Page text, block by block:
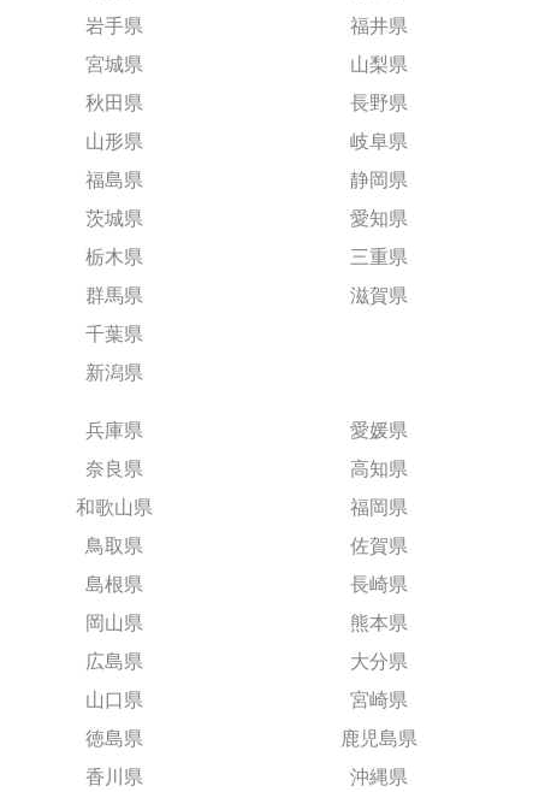
岩手県
宮城県
秋田県
山形県
福島県
茨城県
栃木県
群馬県
千葉県
新潟県
福井県
山梨県
長野県
岐阜県
静岡県
愛知県
三重県
滋賀県
兵庫県
奈良県
和歌山県
鳥取県
島根県
岡山県
広島県
山口県
徳島県
香川県
愛媛県
高知県
福岡県
佐賀県
長崎県
熊本県
大分県
宮崎県
鹿児島県
沖縄県